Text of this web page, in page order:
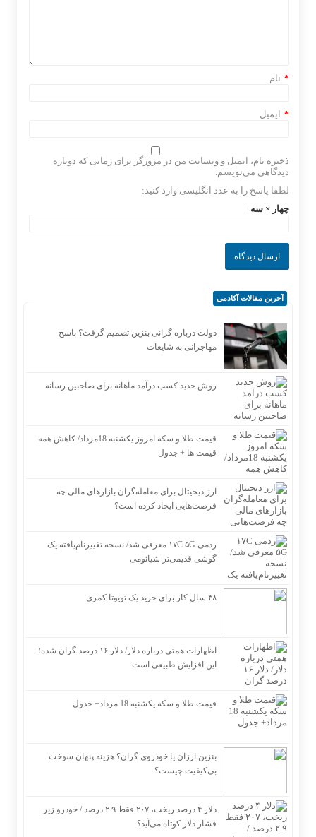
نام *
ایمیل *
ذخیره نام، ایمیل و وبسایت من در مرورگر برای زمانی که دوباره
دیدگاهی می‌نویسم.
لطفا پاسخ را به عدد انگلیسی وارد کنید:
چهار × سه =
آخرین مقالات آکادمی
دولت درباره گرانی بنزین تصمیم گرفت؟ پاسخ
مهاجرانی به شایعات
روش جدید کسب درآمد ماهانه برای صاحبین رسانه
قیمت طلا و سکه امروز یکشنبه 18مرداد/ کاهش همه
قیمت ها + جدول
ارز دیجیتال برای معامله‌گران بازارهای مالی چه
فرصت‌هایی ایجاد کرده است؟
ردمی ۱۷C ۵G معرفی شد/ نسخه تغییرنام‌یافته یک
گوشی قدیمی‌تر شیائومی
۴۸ سال کار برای خرید یک تویوتا کمری
اظهارات همتی درباره دلار/ دلار ۱۶ درصد گران شده؛
این افزایش طبیعی است
قیمت طلا و سکه یکشنبه 18 مرداد+ جدول
بنزین ارزان یا خودروی گران؟ هزینه پنهان سوخت
بی‌کیفیت چیست؟
دلار ۴ درصد ریخت، ۲۰۷ فقط ۲.۹ درصد / خودرو زیر
فشار دلار کوتاه می‌آید؟